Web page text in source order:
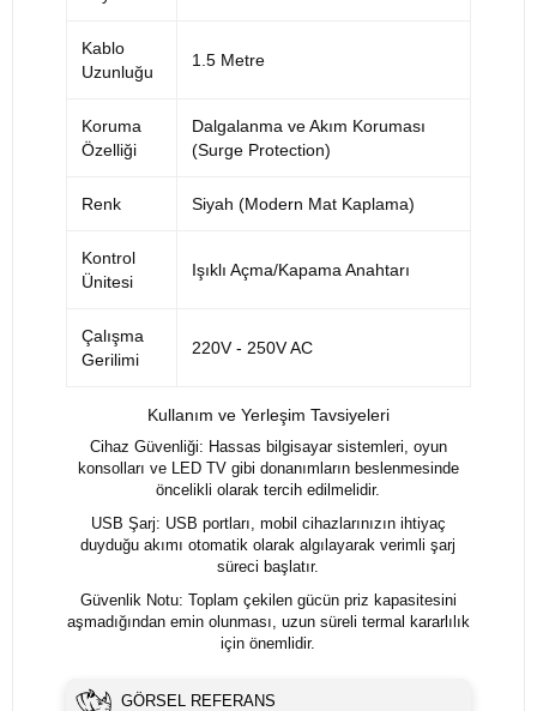
Kablo
Uzunluğu
1.5 Metre
Koruma
Özelliği
Dalgalanma ve Akım Koruması
(Surge Protection)
Renk Siyah (Modern Mat Kaplama)
Kontrol
Ünitesi
Işıklı Açma/Kapama Anahtarı
Çalışma
Gerilimi
220V - 250V AC
Kullanım ve Yerleşim Tavsiyeleri
Cihaz Güvenliği: Hassas bilgisayar sistemleri, oyun
konsolları ve LED TV gibi donanımların beslenmesinde
öncelikli olarak tercih edilmelidir.
USB Şarj: USB portları, mobil cihazlarınızın ihtiyaç
duyduğu akımı otomatik olarak algılayarak verimli şarj
süreci başlatır.
Güvenlik Notu: Toplam çekilen gücün priz kapasitesini
aşmadığından emin olunması, uzun süreli termal kararlılık
için önemlidir.
GÖRSEL REFERANS